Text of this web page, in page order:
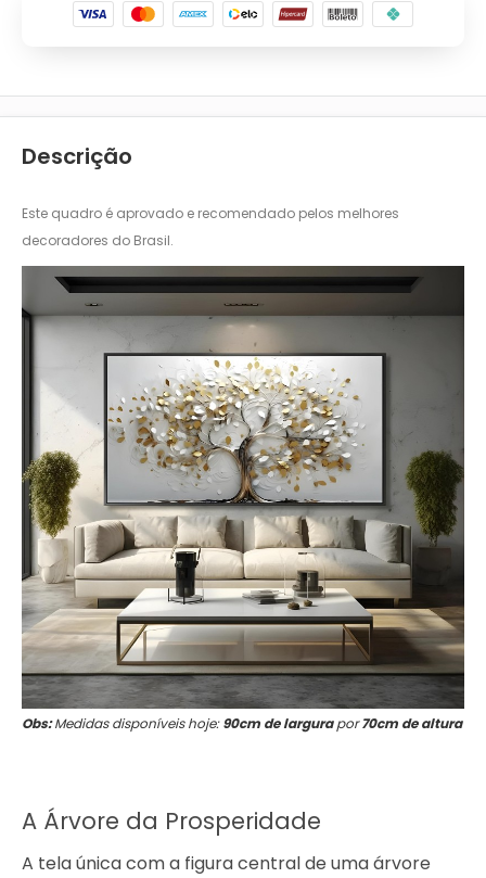
Descrição
Este quadro é aprovado e recomendado pelos melhores
decoradores do Brasil.
Obs:Medidas disponíveis hoje:90cm de largurapor70cm de altura
A Árvore da Prosperidade
A tela única com a figura central de uma árvore